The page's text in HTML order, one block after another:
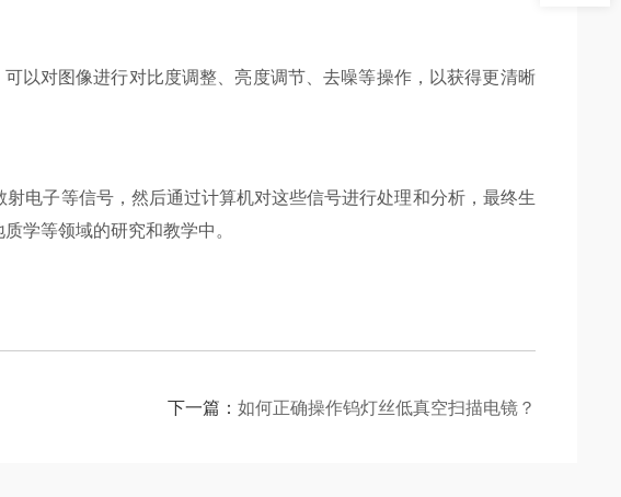
对图像进行对比度调整、亮度调节、去噪等操作，以获得更清晰
电子等信号，然后通过计算机对这些信号进行处理和分析，最终生
学等领域的研究和教学中。
下一篇： 如何正确操作钨灯丝低真空扫描电镜？